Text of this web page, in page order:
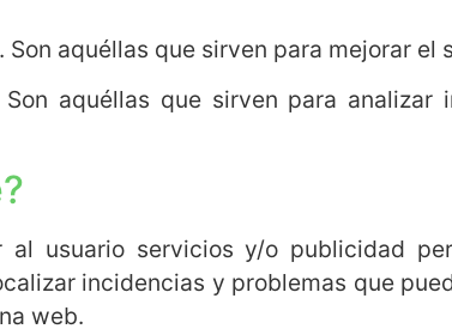
aquéllas que sirven para mejorar
aquéllas que sirven para
usuario servicios y/o publicidad
incidencias y problemas que
web.